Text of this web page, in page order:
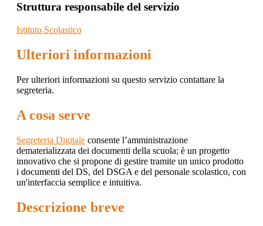
Struttura responsabile del servizio
Istituto Scolastico
Ulteriori informazioni
Per ulteriori informazioni su questo servizio contattare la
segreteria.
A cosa serve
Segreteria Digitale consente l’amministrazione
dematerializzata dei documenti della scuola; è un progetto
innovativo che si propone di gestire tramite un unico prodotto
i documenti del DS, del DSGA e del personale scolastico, con
un'interfaccia semplice e intuitiva.
Descrizione breve